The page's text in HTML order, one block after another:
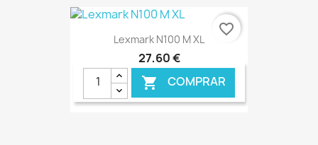
Lexmark N100 M XL
27,60 €
 COMPRAR
favorite_border